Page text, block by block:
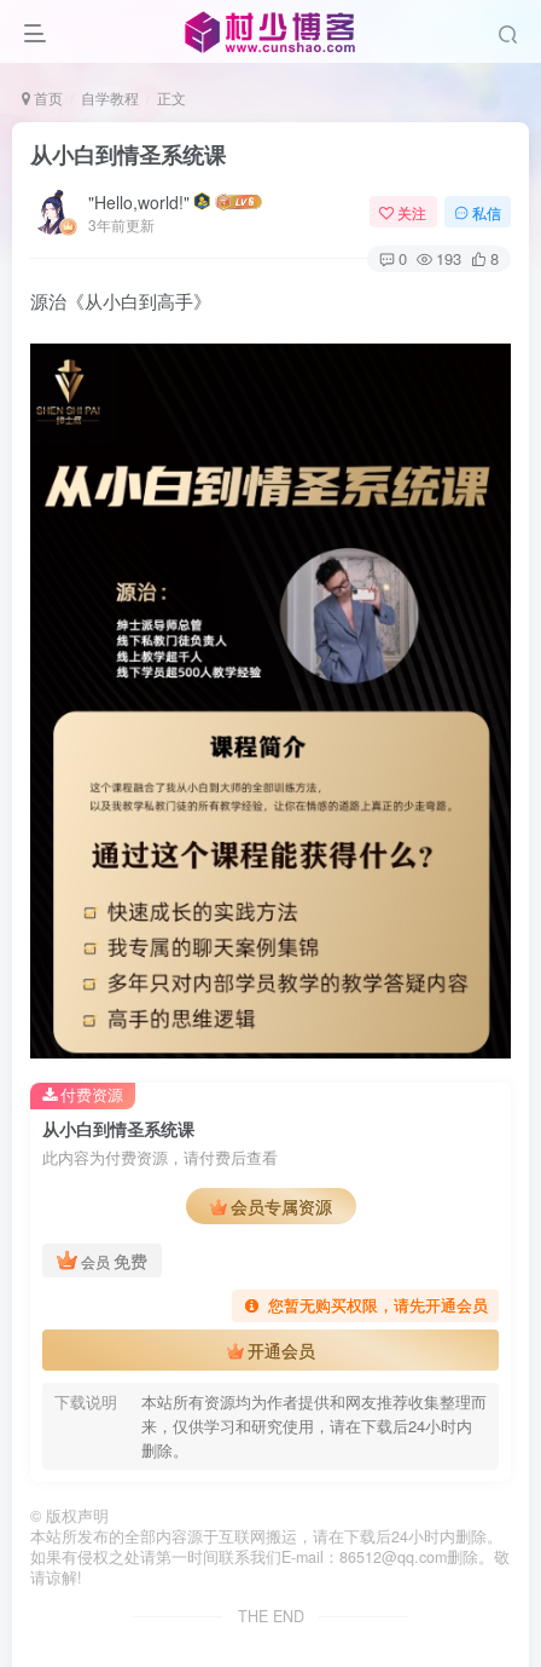
首页 自学教程 正文
从小白到情圣系统课
"Hello,world!"
3年前更新
关注 私信
0 193 8
源治《从小白到高手》
从小白到情圣系统课
此内容为付费资源，请付费后查看
会员专属资源
会员 免费
您暂无购买权限，请先开通会员
开通会员
下载说明
本站所有资源均为作者提供和网友推荐收集整理而
来，仅供学习和研究使用，请在下载后24小时内
删除。
付费资源
© 版权声明
本站所发布的全部内容源于互联网搬运，请在下载后24小时内删除。
如果有侵权之处请第一时间联系我们E-mail：86512@qq.com删除。敬
请谅解!
THE END